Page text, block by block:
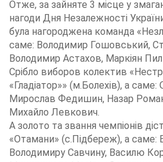
Отже, за зайняте 3 місце у
нагоди Дня Незалежності
була нагороджена команда
саме: Володимир Гошовський,
Володимир Астахов, Маркіян
Срібло виборов колектив
«Гладіатор»» (м.Болехів), а саме:
Мирослав Федишин, Назар
Михайло Левкович.
А золото та звання чемпіонів
«Отамани» (с.Підбереж), а саме:
Володимиру Савчину, Василю